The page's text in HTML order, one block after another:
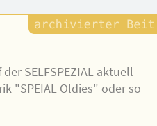
SELFSPEZIAL aktuell
"SPEIAL Oldies" oder so